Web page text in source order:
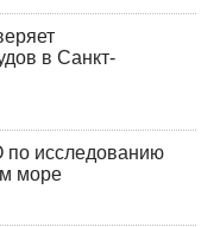
в Санкт-
исследованию
море